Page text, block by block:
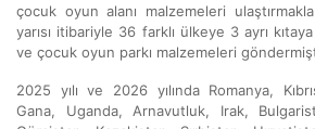
çocuk oyun alanı malzemeleri
yarısı itibariyle 36 farklı ülkeye 3 ayrı
ve çocuk oyun parkı malzemeleri
2025 yılı ve 2026 yılında Romanya,
Gana, Uganda, Arnavutluk, Irak,